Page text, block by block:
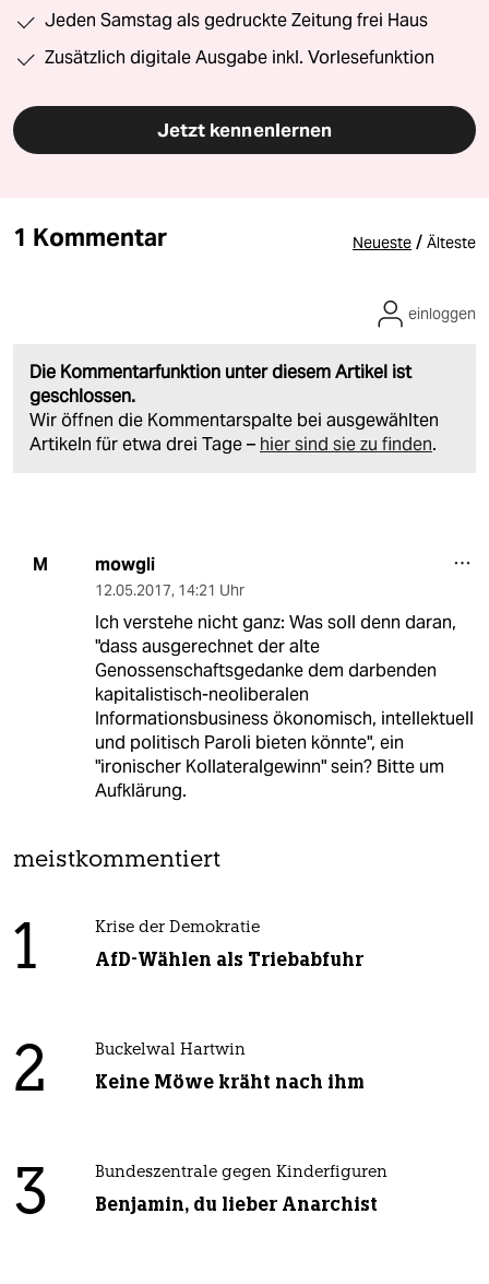
Jeden Samstag als gedruckte Zeitung frei Haus
Zusätzlich digitale Ausgabe inkl. Vorlesefunktion
Jetzt kennenlernen
1 Kommentar Neueste / Älteste
Die Kommentarfunktion unter diesem Artikel ist
geschlossen.
Wir öffnen die Kommentarspalte bei ausgewählten
Artikeln für etwa drei Tage – hier sind sie zu finden.
einloggen
M mowgli
12.05.2017, 14:21 Uhr
Ich verstehe nicht ganz: Was soll denn daran,
"dass ausgerechnet der alte
Genossenschaftsgedanke dem darbenden
kapitalistisch-neoliberalen
Informationsbusiness ökonomisch, intellektuell
und politisch Paroli bieten könnte", ein
"ironischer Kollateralgewinn" sein? Bitte um
Aufklärung.
meistkommentiert
1 Krise der Demokratie
AfD-Wählen als Triebabfuhr
2 Buckelwal Hartwin
Keine Möwe kräht nach ihm
3 Bundeszentrale gegen Kinderfiguren
Benjamin, du lieber Anarchist